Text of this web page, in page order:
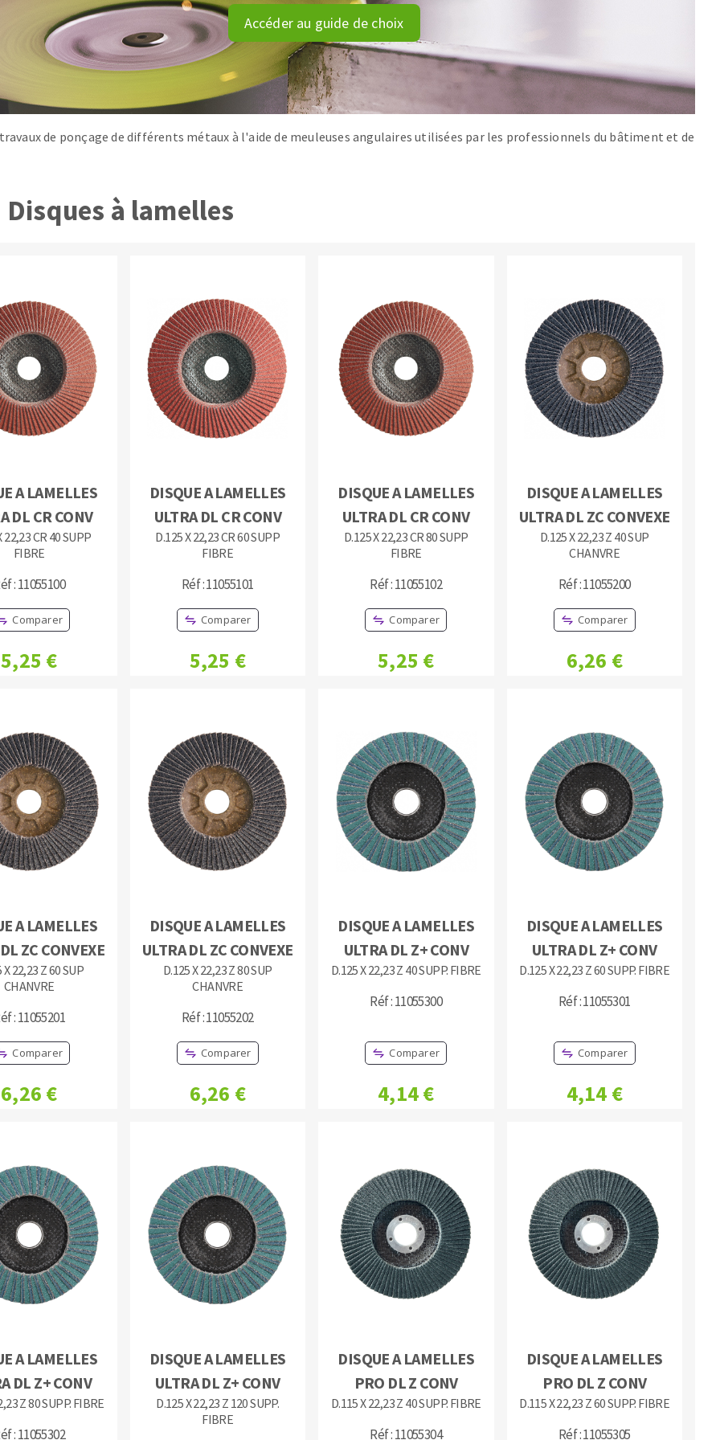
diamantés
Système auto-nivelant à vis
Système auto-nivelant à cale
Pose des joints
Nettoyage
DE SURFACE NETTOYAGE
Aspirateurs
MACHINES POUR LE TRAVAIL DU
MÉTAL
Tronçonneuses
Perceuses magnétiques
Affuteurs de forets
OUTILS COUPANTS
Accéder au guide de choix
de ponçage de différents métaux à l'aide de meuleuses angulaires utilisées par les professionnels du bâtiment et de
Disques à lamelles
A LAMELLES
DL CR CONV
22,23 CR 40 SUPP
FIBRE
: 11055100
Comparer
5,25 €
DISQUE A LAMELLES
ULTRA DL CR CONV
D.125 X 22,23 CR 60 SUPP
FIBRE
Réf : 11055101
Comparer
5,25 €
DISQUE A LAMELLES
ULTRA DL CR CONV
D.125 X 22,23 CR 80 SUPP
FIBRE
Réf : 11055102
Comparer
5,25 €
DISQUE A LAMELLES
ULTRA DL ZC CONVEXE
D.125 X 22,23 Z 40 SUP
CHANVRE
Réf : 11055200
Comparer
6,26 €
A LAMELLES
ZC CONVEXE
X 22,23 Z 60 SUP
CHANVRE
: 11055201
Comparer
6,26 €
DISQUE A LAMELLES
ULTRA DL ZC CONVEXE
D.125 X 22,23 Z 80 SUP
CHANVRE
Réf : 11055202
Comparer
6,26 €
DISQUE A LAMELLES
ULTRA DL Z+ CONV
D.125 X 22,23 Z 40 SUPP. FIBRE
Réf : 11055300
Comparer
4,14 €
DISQUE A LAMELLES
ULTRA DL Z+ CONV
D.125 X 22,23 Z 60 SUPP. FIBRE
Réf : 11055301
Comparer
4,14 €
A LAMELLES
DL Z+ CONV
Z 80 SUPP. FIBRE
: 11055302
DISQUE A LAMELLES
ULTRA DL Z+ CONV
D.125 X 22,23 Z 120 SUPP.
FIBRE
DISQUE A LAMELLES
PRO DL Z CONV
D.115 X 22,23 Z 40 SUPP. FIBRE
Réf : 11055304
DISQUE A LAMELLES
PRO DL Z CONV
D.115 X 22,23 Z 60 SUPP. FIBRE
Réf : 11055305